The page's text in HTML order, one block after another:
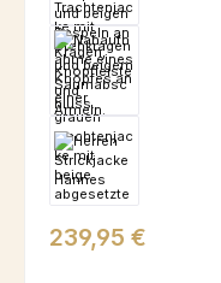
Regulärer Preis:
239,95 €